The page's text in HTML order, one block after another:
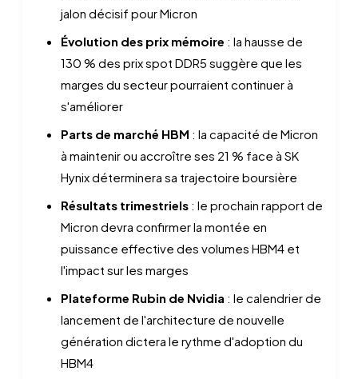
jalon décisif pour Micron
Évolution des prix mémoire : la hausse de
130 % des prix spot DDR5 suggère que les
marges du secteur pourraient continuer à
s'améliorer
Parts de marché HBM : la capacité de Micron
à maintenir ou accroître ses 21 % face à SK
Hynix déterminera sa trajectoire boursière
Résultats trimestriels : le prochain rapport de
Micron devra confirmer la montée en
puissance effective des volumes HBM4 et
l'impact sur les marges
Plateforme Rubin de Nvidia : le calendrier de
lancement de l'architecture de nouvelle
génération dictera le rythme d'adoption du
HBM4